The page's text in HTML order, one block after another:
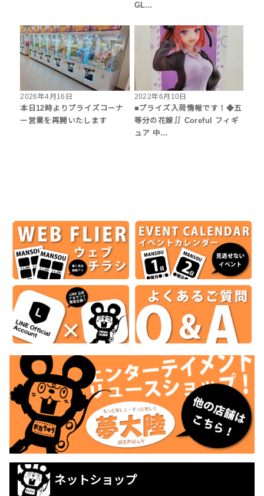
GL…
2026年4月16日
本日12時よりプライズコーナ
ー営業を再開いたします
2022年6月10日
■プライズ入荷情報です！◆五
等分の花嫁∬ Coreful フィギ
ュア 中…
ネットショップ